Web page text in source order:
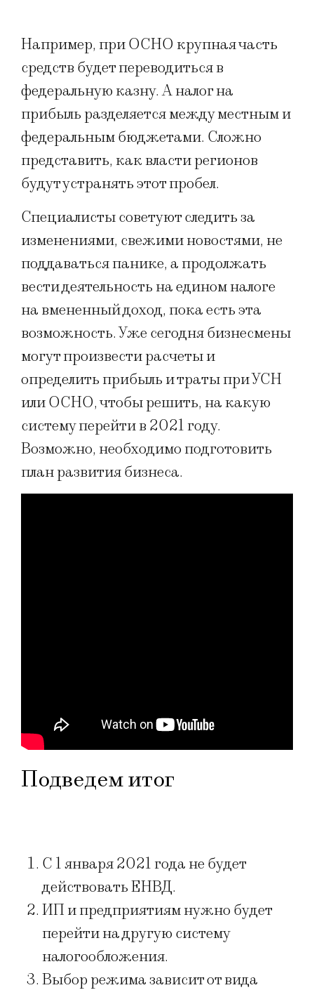
Например, при ОСНО крупная часть
средств будет переводиться в
федеральную казну. А налог на
прибыль разделяется между местным и
федеральным бюджетами. Сложно
представить, как власти регионов
будут устранять этот пробел.
Специалисты советуют следить за
изменениями, свежими новостями, не
поддаваться панике, а продолжать
вести деятельность на едином налоге
на вмененный доход, пока есть эта
возможность. Уже сегодня бизнесмены
могут произвести расчеты и
определить прибыль и траты при УСН
или ОСНО, чтобы решить, на какую
систему перейти в 2021 году.
Возможно, необходимо подготовить
план развития бизнеса.
Подведем итог
С 1 января 2021 года не будет
действовать ЕНВД.
ИП и предприятиям нужно будет
перейти на другую систему
налогообложения.
Выбор режима зависит от вида